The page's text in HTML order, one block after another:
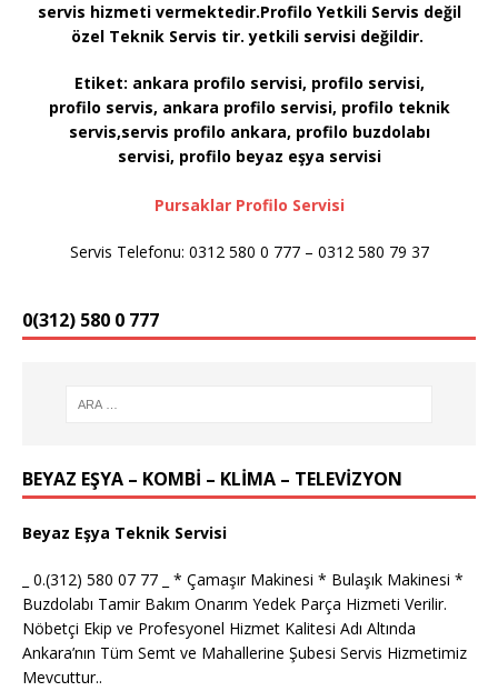
servis hizmeti vermektedir.Profilo Yetkili Servis değil
özel Teknik Servis tir. yetkili servisi değildir.
Etiket: ankara profilo servisi, profilo servisi,
profilo servis, ankara profilo servisi, profilo teknik
servis,servis profilo ankara, profilo buzdolabı
servisi, profilo beyaz eşya servisi
Pursaklar Profilo Servisi
Servis Telefonu: 0312 580 0 777 – 0312 580 79 37
0(312) 580 0 777
BEYAZ EŞYA – KOMBİ – KLİMA – TELEVİZYON
Beyaz Eşya Teknik Servisi
_ 0.(312) 580 07 77 _ * Çamaşır Makinesi * Bulaşık Makinesi *
Buzdolabı Tamir Bakım Onarım Yedek Parça Hizmeti Verilir.
Nöbetçi Ekip ve Profesyonel Hizmet Kalitesi Adı Altında
Ankara’nın Tüm Semt ve Mahallerine Şubesi Servis Hizmetimiz
Mevcuttur..